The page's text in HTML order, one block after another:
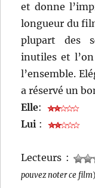
et donne
longueur du
plupart des
inutiles et
l’ensemble.
a réservé un
Elle:
Lui :
Lecteurs :
pouvez noter ce film)